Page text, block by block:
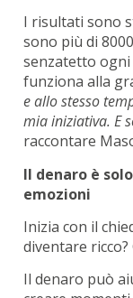
I risultati sono
sono più di
senzatetto ogni
funziona alla
e allo stesso
mia iniziativa. E
raccontare
Il denaro è
emozioni
Inizia con il
diventare
Il denaro può